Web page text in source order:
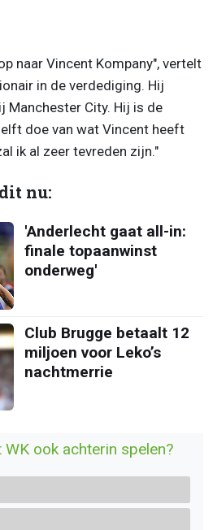
naar Vincent Kompany", vertelt
in de verdediging. Hij
Manchester City. Hij is de
doe van wat Vincent heeft
ik al zeer tevreden zijn."
nu:
'Anderlecht gaat all-in:
finale topaanwinst
onderweg'
Club Brugge betaalt 12
miljoen voor Leko’s
nachtmerrie
ook achterin spelen?